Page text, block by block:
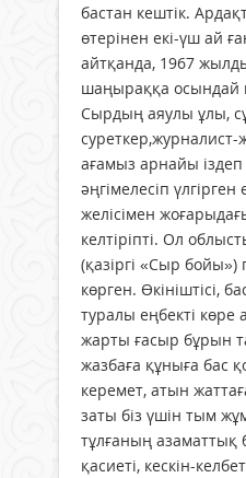
бастан кештік.
өтерінен екі-үш ай
айтқанда, 1967
шаңыраққа осындай
Сырдың аяулы ұлы,
ағамыз арнайы
әңгімелесіп
желісімен
келтіріпті. Ол
(қазіргі «Сыр бойы»)
көрген. Өкініштісі,
туралы еңбекті көре
жарты ғасыр бұрын
жазбаға құныға бас
керемет, атын
заты біз үшін тым
тұлғаның азаматтық
қасиеті, кескін-